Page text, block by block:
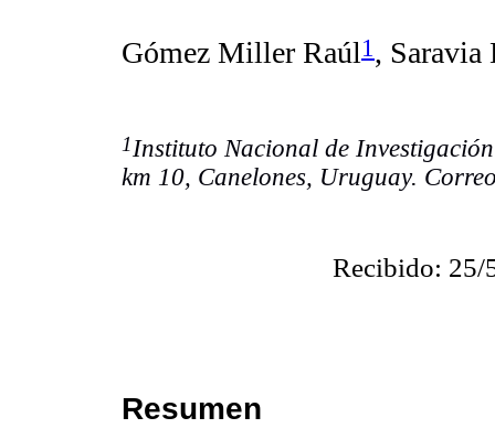
Gómez Miller Raúl1, Saravia
1 Instituto Nacional de
km 10, Canelones, Uruguay.
Recibido: 25/
Resumen